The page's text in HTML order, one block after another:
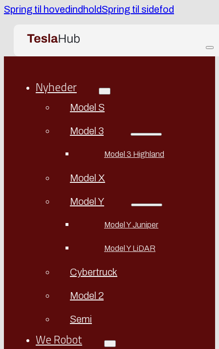
Spring til hovedindholdSpring til sidefod
Nyheder
Model S
Model 3
Model 3 Highland
Model X
Model Y
Model Y Juniper
Model Y LiDAR
Cybertruck
Model 2
Semi
We Robot